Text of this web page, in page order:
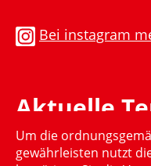
Bei instagram
Aktuelle
Momentan gibt es
Um die
gewährleisten nutzt